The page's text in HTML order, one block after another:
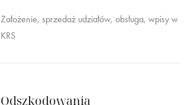
Założenie, sprzedaż udziałów, obsługa, wpisy w
KRS
Odszkodowania